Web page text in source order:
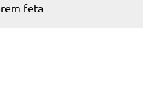
feta